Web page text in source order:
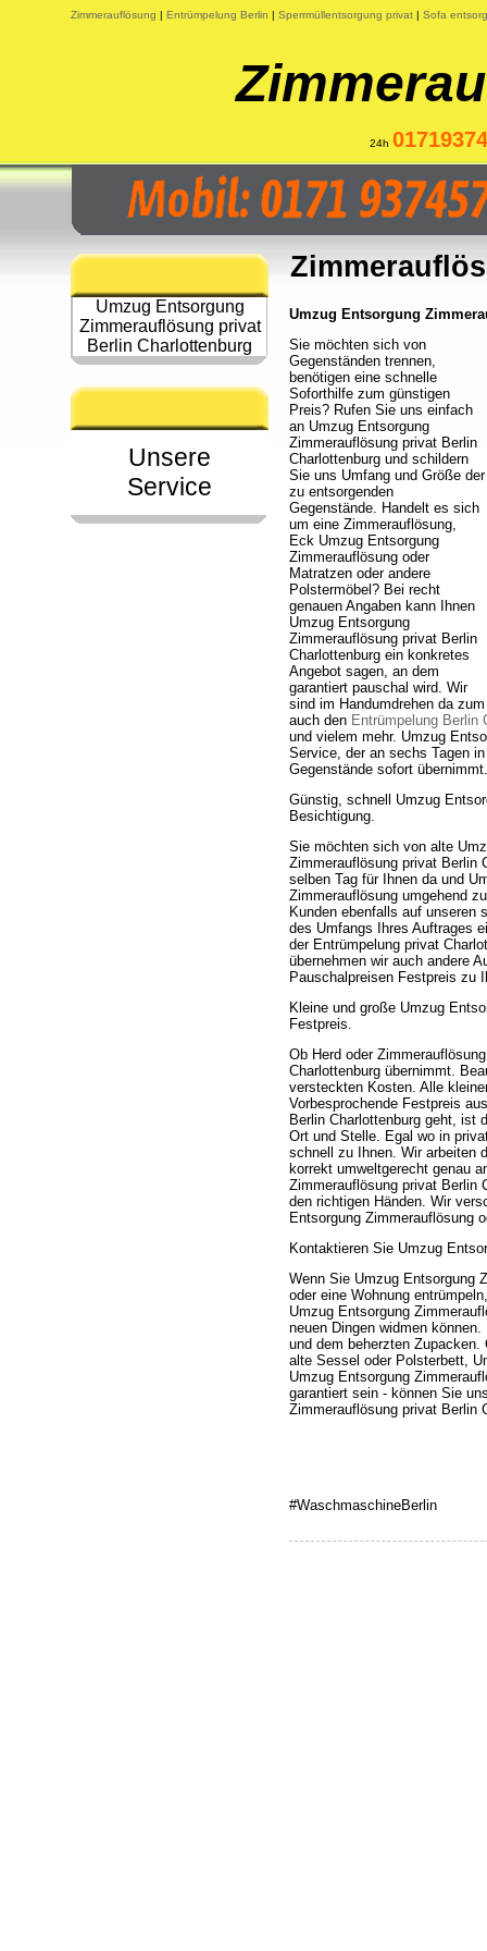
Zimmerauflösung | Entrümpelung Berlin | Sperrmüllentsorgung privat | Sofa
24h
Umzug Entsorgung
Zimmerauflösung privat
Berlin Charlottenburg
Unsere
Service
Umzug Entsorgung
Sie möchten sich von
Gegenständen trennen,
benötigen eine schnelle
Soforthilfe zum günstigen
Preis? Rufen Sie uns einfach
an Umzug Entsorgung
Zimmerauflösung privat Berlin
Charlottenburg und schildern
Sie uns Umfang und Größe der
zu entsorgenden
Gegenstände. Handelt es sich
um eine Zimmerauflösung,
Eck Umzug Entsorgung
Zimmerauflösung oder
Matratzen oder andere
Polstermöbel? Bei recht
genauen Angaben kann Ihnen
Umzug Entsorgung
Zimmerauflösung privat Berlin
Charlottenburg ein konkretes
Angebot sagen, an dem
garantiert pauschal wird. Wir
sind im Handumdrehen da
auch den Entrümpelung Berlin
und vielem mehr. Umzug
Service, der an sechs Tagen
Gegenstände sofort übernimmt.
Günstig, schnell Umzug
Besichtigung.
Sie möchten sich von alte
Zimmerauflösung privat Berlin
selben Tag für Ihnen da und
Zimmerauflösung umgehend
Kunden ebenfalls auf unseren
des Umfangs Ihres Auftrages
der Entrümpelung privat
übernehmen wir auch andere
Pauschalpreisen Festpreis zu
Kleine und große Umzug
Festpreis.
Ob Herd oder
Charlottenburg übernimmt.
versteckten Kosten. Alle
Vorbesprochende Festpreis
Berlin Charlottenburg geht, ist
Ort und Stelle. Egal wo in
schnell zu Ihnen. Wir arbeiten
korrekt umweltgerecht genau
Zimmerauflösung privat Berlin
den richtigen Händen. Wir
Entsorgung Zimmerauflösung
Kontaktieren Sie Umzug
Wenn Sie Umzug Entsorgung
oder eine Wohnung
Umzug Entsorgung
neuen Dingen widmen
und dem beherzten
alte Sessel oder Polsterbett,
Umzug Entsorgung
garantiert sein - können Sie
Zimmerauflösung privat Berlin
#WaschmaschineBerlin